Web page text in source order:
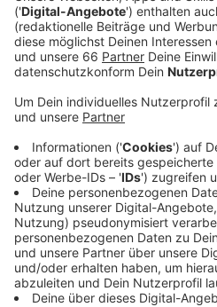
wieder Menschen, die sich
Falschinformationen
werden häufig auch in den
verbreitet.
Veröffentlicht:Dienstag,
Anzeige
Immer wieder heißt es dort
Corona-Impfung nutzlos sei,
Covid-19 erkranken und sogar
Faktencheck: Warum die